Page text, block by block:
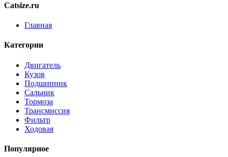
Catsize.ru
Главная
Категории
Двигатель
Кузов
Подшипник
Сальник
Тормоза
Трансмиссия
Фильтр
Ходовая
Популярное